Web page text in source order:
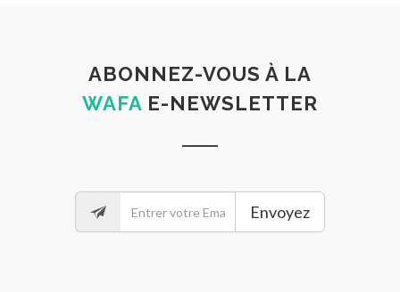
ABONNEZ-VOUS À LA
WAFA E-NEWSLETTER
Envoyez